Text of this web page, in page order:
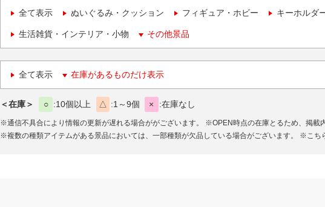
全て表示 ぬいぐるみ・クッション フィギュア・ホビー キーホルダ
生活雑貨・インテリア・小物 その他景品
全て表示 在庫があるものだけ表示
＜在庫＞ ○ 10個以上 △ 1～9個 × 在庫なし
※通信不具合により情報の更新が遅れる場合ががございます。
※OPEN時点の在庫とるため、掲載
※複数の種類アイテムがある景品においては、一部種類が欠品している場合がございます。
※こち